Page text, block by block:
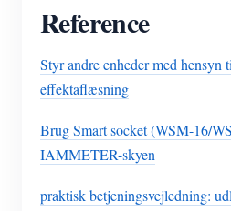
Reference
Styr andre enheder med
effektaflæsning
Brug Smart socket (WSM-16/
IAMMETER-skyen
praktisk betjeningsvejledning: